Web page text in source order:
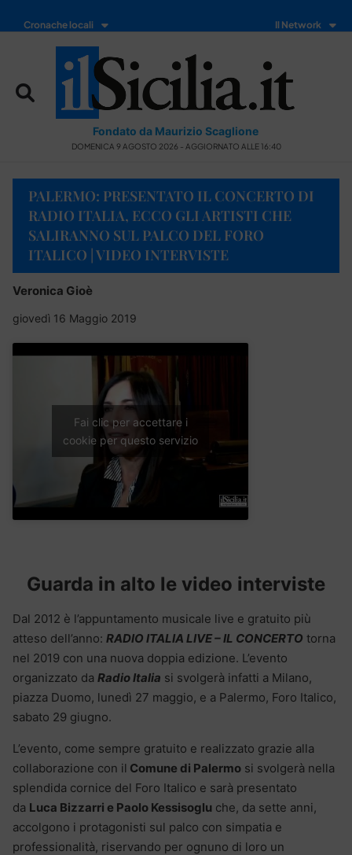
Cronache locali Il Network
Fondato da Maurizio Scaglione
DOMENICA 9 AGOSTO 2026 - AGGIORNATO ALLE 16:40
PALERMO: PRESENTATO IL CONCERTO DI
RADIO ITALIA, ECCO GLI ARTISTI CHE
SALIRANNO SUL PALCO DEL FORO
ITALICO | VIDEO INTERVISTE
Veronica Gioè
giovedì 16 Maggio 2019
Fai clic per accettare i
cookie per questo servizio
Guarda in alto le video interviste
Dal 2012 è l’appuntamento musicale live e gratuito più
atteso dell’anno: RADIO ITALIA LIVE – IL CONCERTO torna
nel 2019 con una nuova doppia edizione. L’evento
organizzato da Radio Italia si svolgerà infatti a Milano,
piazza Duomo, lunedì 27 maggio, e a Palermo, Foro Italico,
sabato 29 giugno.
L’evento, come sempre gratuito e realizzato grazie alla
collaborazione con il Comune di Palermo si svolgerà nella
splendida cornice del Foro Italico e sarà presentato
da Luca Bizzarri e Paolo Kessisoglu che, da sette anni,
accolgono i protagonisti sul palco con simpatia e
professionalità, riservando per ognuno di loro un